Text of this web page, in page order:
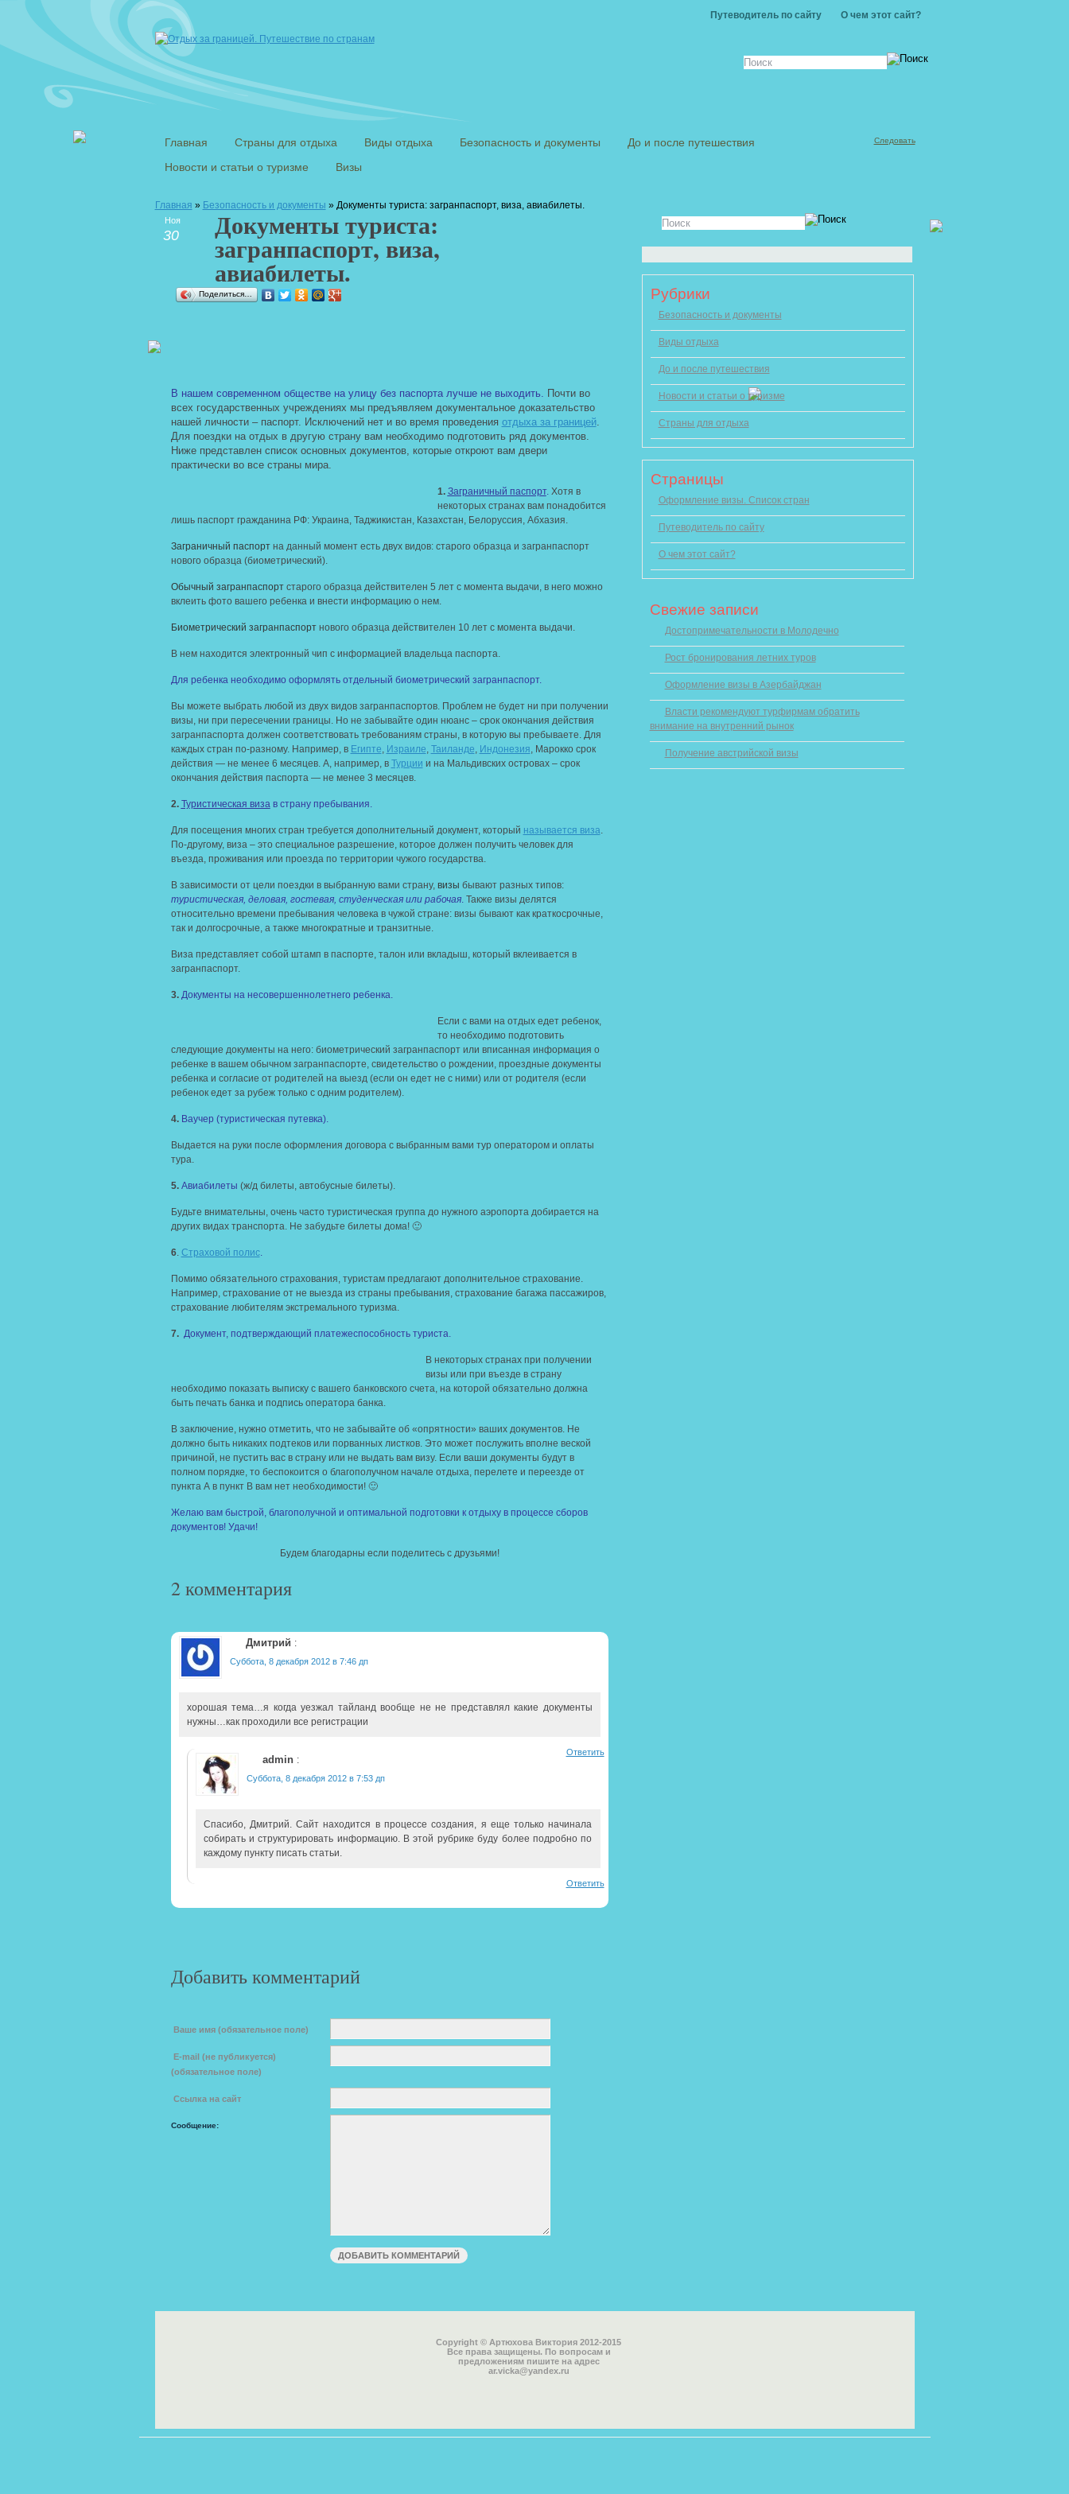
Путеводитель по сайту О чем этот сайт?
Главная Страны для отдыха Виды отдыха Безопасность и документы
До и после путешествия
Новости и статьи о туризме
Визы
Следовать
Главная » Безопасность и документы » Документы туриста: загранпаспорт, виза, авиабилеты.
Ноя
30 Документы туриста:
загранпаспорт, виза,
авиабилеты.
Поделиться…
В нашем современном обществе на улицу без паспорта лучше не выходить. Почти во
всех государственных учреждениях мы предъявляем документальное доказательство
нашей личности – паспорт. Исключений нет и во время проведения отдыха за границей.
Для поездки на отдых в другую страну вам необходимо подготовить ряд документов.
Ниже представлен список основных документов, которые откроют вам двери
практически во все страны мира.
1. Заграничный паспорт.Хотя в
некоторых странах вам понадобится
лишь паспорт гражданина РФ: Украина, Таджикистан, Казахстан, Белоруссия, Абхазия.
Заграничный паспортна данный момент есть двух видов: старого образца и загранпаспорт
нового образца (биометрический).
Обычный загранпаспорт старого образца действителен 5 лет с момента выдачи, в него можно
вклеить фото вашего ребенка и внести информацию о нем.
Биометрический загранпаспортнового образца действителен 10 лет с момента выдачи.
В нем находится электронный чип с информацией владельца паспорта.
Для ребенка необходимо оформлять отдельный биометрический загранпаспорт.
Вы можете выбрать любой из двух видов загранпаспортов. Проблем не будет ни при получении
визы, ни при пересечении границы. Но не забывайте один нюанс – срок окончания действия
загранпаспорта должен соответствовать требованиям страны, в которую вы пребываете. Для
каждых стран по-разному. Например, в Египте, Израиле, Таиланде, Индонезия, Марокко срок
действия — не менее 6 месяцев. А, например, в Турции и на Мальдивских островах – срок
окончания действия паспорта — не менее 3 месяцев.
2. Туристическая виза в страну пребывания.
Для посещения многих стран требуется дополнительный документ, который называется виза.
По-другому, виза – это специальное разрешение, которое должен получить человек для
въезда, проживания или проезда по территории чужого государства.
В зависимости от цели поездки в выбранную вами страну, визы бывают разных типов:
туристическая, деловая, гостевая, студенческая или рабочая. Также визы делятся
относительно времени пребывания человека в чужой стране: визы бывают как краткосрочные,
так и долгосрочные, а также многократные и транзитные.
Виза представляет собой штамп в паспорте, талон или вкладыш, который вклеивается в
загранпаспорт.
3. Документы на несовершеннолетнего ребенка.
Если с вами на отдых едет ребенок,
то необходимо подготовить
следующие документы на него: биометрический загранпаспорт или вписанная информация о
ребенке в вашем обычном загранпаспорте, свидетельство о рождении, проездные документы
ребенка и согласие от родителей на выезд (если он едет не с ними) или от родителя (если
ребенок едет за рубеж только с одним родителем).
4. Ваучер (туристическая путевка).
Выдается на руки после оформления договора с выбранным вами тур оператором и оплаты
тура.
5. Авиабилеты (ж/д билеты, автобусные билеты).
Будьте внимательны, очень часто туристическая группа до нужного аэропорта добирается на
других видах транспорта. Не забудьте билеты дома! 🙂
6. Страховой полис.
Помимо обязательного страхования, туристам предлагают дополнительное страхование.
Например, страхование от не выезда из страны пребывания, страхование багажа пассажиров,
страхование любителям экстремального туризма.
7. Документ, подтверждающий платежеспособность туриста.
В некоторых странах при получении
визы или при въезде в страну
необходимо показать выписку с вашего банковского счета, на которой обязательно должна
быть печать банка и подпись оператора банка.
В заключение, нужно отметить, что не забывайте об «опрятности» ваших документов. Не
должно быть никаких подтеков или порванных листков. Это может послужить вполне веской
причиной, не пустить вас в страну или не выдать вам визу. Если ваши документы будут в
полном порядке, то беспокоится о благополучном начале отдыха, перелете и переезде от
пункта А в пункт В вам нет необходимости! 🙂
Желаю вам быстрой, благополучной и оптимальной подготовки к отдыху в процессе сборов
документов! Удачи!
Будем благодарны если поделитесь с друзьями!
2 комментария
Дмитрий :
Суббота, 8 декабря 2012 в 7:46 дп
хорошая тема…я когда уезжал тайланд вообще не не представлял какие документы
нужны…как проходили все регистрации
Ответить
admin :
Суббота, 8 декабря 2012 в 7:53 дп
Спасибо, Дмитрий. Сайт находится в процессе создания, я еще только начинала
собирать и структурировать информацию. В этой рубрике буду более подробно по
каждому пункту писать статьи.
Ответить
Добавить комментарий
Ваше имя (обязательное поле)
E-mail (не публикуется)
(обязательное поле)
Ссылка на сайт
Сообщение:
Рубрики
Безопасность и документы
Виды отдыха
До и после путешествия
Новости и статьи о туризме
Страны для отдыха
Страницы
Оформление визы. Список стран
Путеводитель по сайту
О чем этот сайт?
Свежие записи
Достопримечательности в Молодечно
Рост бронирования летних туров
Оформление визы в Азербайджан
Власти рекомендуют турфирмам обратить
внимание на внутренний рынок
Получение австрийской визы
Copyright © Артюхова Виктория 2012-2015
Все права защищены. По вопросам и
предложениям пишите на адрес
ar.vicka@yandex.ru